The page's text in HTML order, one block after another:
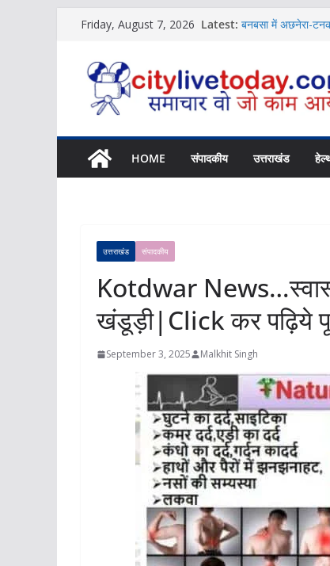
content
Friday, August 7, 2026 Latest: बनबसा में अछनेरा-
News
शिक्षक संगठन ने की
News
Uttarakhand में
HOME संपादकीय उत्तराखंड
उत्तराखंड संपादकीय
Kotdwar
खंडूड़ी|Click कर पढ़िये
September 3, 2025 Malkhit Singh